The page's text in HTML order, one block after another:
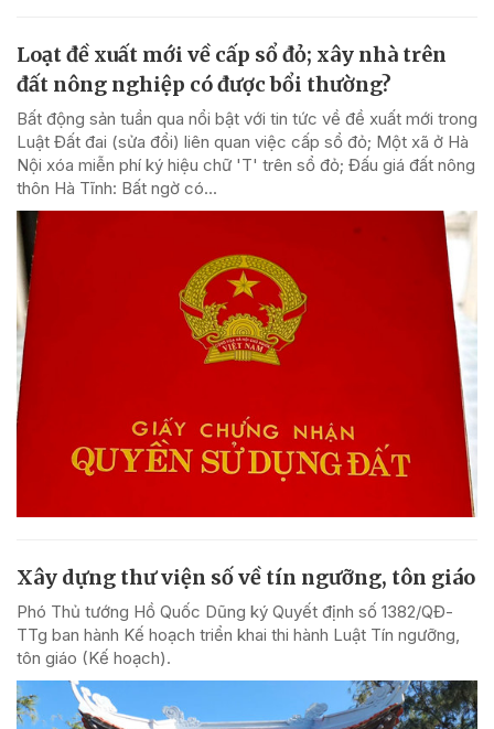
Loạt đề xuất mới về cấp sổ đỏ; xây nhà trên
đất nông nghiệp có được bổi thường?
Bất động sản tuần qua nổi bật với tin tức về đề xuất mới trong
Luật Đất đai (sửa đổi) liên quan việc cấp sổ đỏ; Một xã ở Hà
Nội xóa miễn phí ký hiệu chữ 'T' trên sổ đỏ; Đấu giá đất nông
thôn Hà Tĩnh: Bất ngờ có...
Xây dựng thư viện số về tín ngưỡng, tôn giáo
Phó Thủ tướng Hồ Quốc Dũng ký Quyết định số 1382/QĐ-
TTg ban hành Kế hoạch triển khai thi hành Luật Tín ngưỡng,
tôn giáo (Kế hoạch).